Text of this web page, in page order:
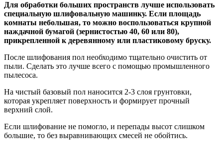
Для обработки больших пространств лучше использовать
специальную шлифовальную машинку. Если площадь
комнаты небольшая, то можно воспользоваться крупной
наждачной бумагой (зернистостью 40, 60 или 80),
прикрепленной к деревянному или пластиковому бруску.
После шлифования пол необходимо тщательно очистить от
пыли. Сделать это лучше всего с помощью промышленного
пылесоса.
На чистый базовый пол наносится 2-3 слоя грунтовки,
которая укрепляет поверхность и формирует прочный
верхний слой.
Если шлифование не помогло, и перепады высот слишком
большие, то без выравнивающих смесей не обойтись.